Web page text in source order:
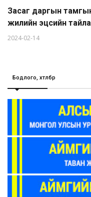
Засаг даргын
жилийн эцсийн
2024-02-14
Бодлого, хөтөлбөр